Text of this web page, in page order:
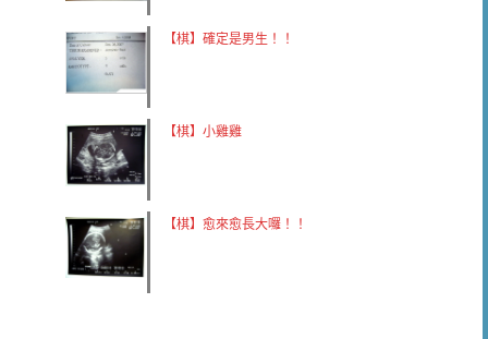
【棋】確定是男生！！
【棋】小雞雞
【棋】愈來愈長大囉！！